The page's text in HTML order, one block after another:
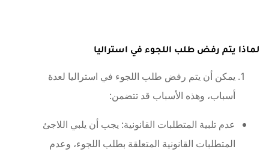
لماذا يتم رفض طلب اللجوء في استراليا
يمكن أن يتم رفض طلب اللجوء في استراليا لعدة
أسباب، وهذه الأسباب قد تتضمن:
عدم تلبية المتطلبات القانونية: يجب أن يلبي اللاجئ
المتطلبات القانونية المتعلقة بطلب اللجوء، وعدم